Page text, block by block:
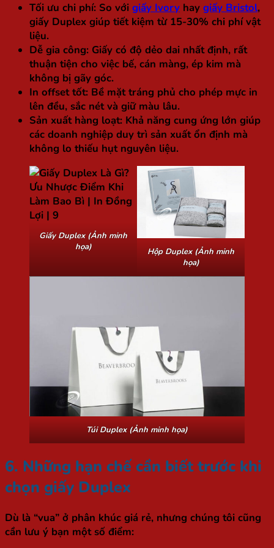
Tối ưu chi phí: So với giấy Ivory hay giấy Bristol,
giấy Duplex giúp tiết kiệm từ 15-30% chi phí vật
liệu.
Dễ gia công: Giấy có độ dẻo dai nhất định, rất
thuận tiện cho việc bế, cán màng, ép kim mà
không bị gãy góc.
In offset tốt: Bề mặt tráng phủ cho phép mực in
lên đều, sắc nét và giữ màu lâu.
Sản xuất hàng loạt: Khả năng cung ứng lớn giúp
các doanh nghiệp duy trì sản xuất ổn định mà
không lo thiếu hụt nguyên liệu.
Giấy Duplex (Ảnh minh
họa)
Hộp Duplex (Ảnh minh
họa)
Túi Duplex (Ảnh minh họa)
6. Những hạn chế cần biết trước khi
chọn giấy Duplex
Dù là “vua” ở phân khúc giá rẻ, nhưng chúng tôi cũng
cần lưu ý bạn một số điểm: